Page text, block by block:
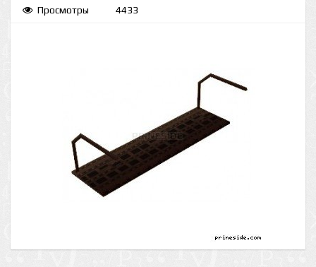
Просмотры 4433